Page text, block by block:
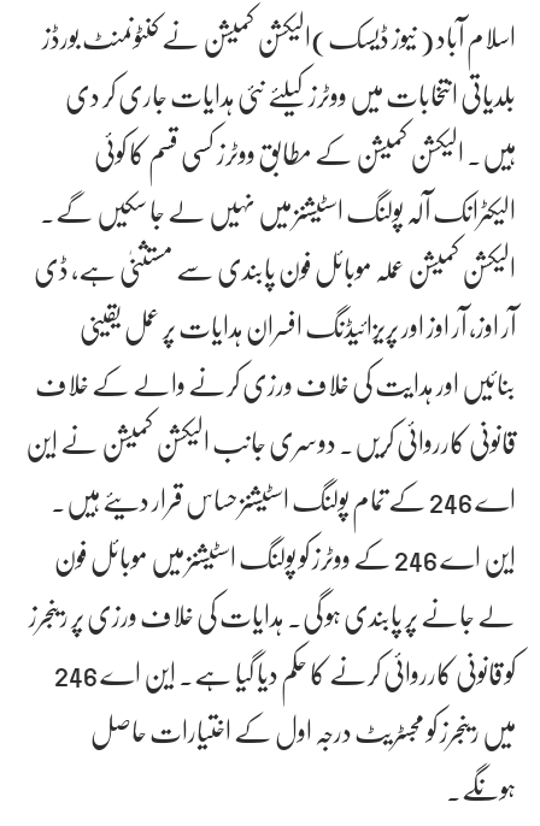
اسلام آباد ( نیوز ڈیسک)الیکشن کمیشن نے کنٹونمنٹ بورڈز
بلدیاتی انتخابات میں ووٹرز کیلئے نئی ہدایات جاری کر دی
ہیں۔ الیکشن کمیشن کے مطابق ووٹرز کسی قسم کا کوئی
الیکٹرانک آلہ پولنگ اسٹیشنز میں نہیں لے جا سکیں گے۔
الیکشن کمیشن عملہ موبائل فون پابندی سے مستثنیٰ ہے، ڈی
آر اوز، آر اوز اور پریزائیڈنگ افسران ہدایات پر عمل یقینی
بنائیں اور ہدایت کی خلاف ورزی کرنے والے کے خلاف
قانونی کارروائی کریں۔ دوسری جانب الیکشن کمیشن نے این
اے 246 کے تمام پولنگ اسٹیشنز حساس قرار دیئے ہیں۔
این اے 246 کے ووٹرز کو پولنگ اسٹیشنز میں موبائل فون
لے جانے پر پابندی ہو گی۔ ہدایات کی خلاف ورزی پر رینجرز
کو قانونی کارروائی کرنے کا حکم دیا گیا ہے۔ این اے 246
میں رینجرز کو مجسٹریٹ درجہ اول کے اختیارات حاصل
ہونگے۔